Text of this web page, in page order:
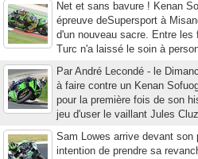
Net et sans bavure ! Kenan
épreuve deSupersport à
d'un nouveau sacre. Entre
Turc n'a laissé le soin à
Par André Lecondé - le
à faire contre un Kenan
pour la première fois de son
jeu d'user le vaillant Jules
Sam Lowes arrive devant
intention de prendre sa